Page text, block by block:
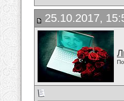
25.10.2017,